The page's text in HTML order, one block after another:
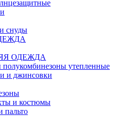
снуды
ОДЕЖДА
утепленные
и джинсовки
и костюмы
пальто